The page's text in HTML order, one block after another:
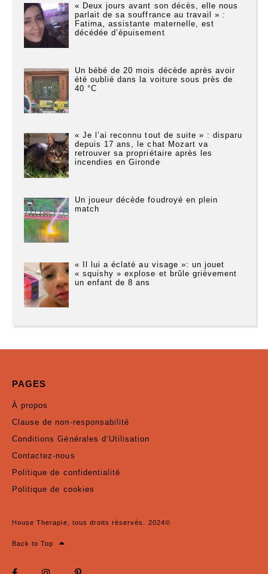
« Deux jours avant son décès, elle nous
parlait de sa souffrance au travail » :
Fatima, assistante maternelle, est
décédée d’épuisement
Un bébé de 20 mois décède après avoir
été oublié dans la voiture sous près de
40 °C
« Je l’ai reconnu tout de suite » : disparu
depuis 17 ans, le chat Mozart va
retrouver sa propriétaire après les
incendies en Gironde
Un joueur décède foudroyé en plein
match
« Il lui a éclaté au visage »: un jouet
« squishy » explose et brûle grièvement
un enfant de 8 ans
PAGES
À propos
Clause de non-responsabilité
Conditions Générales d’Utilisation
Contactez-nous
Politique de confidentialité
Politique de cookies
House Therapie, tous droits réservés. 2024©
Back to Top